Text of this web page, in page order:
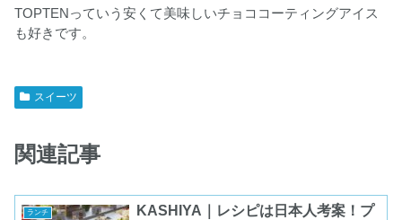
TOPTENっていう安くて美味しいチョココーティングアイス
も好きです。
スイーツ
関連記事
ランチ
KASHIYA｜レシピは日本人考案！プ